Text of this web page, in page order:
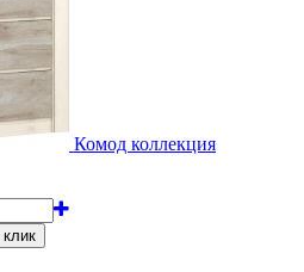
Комод коллекция